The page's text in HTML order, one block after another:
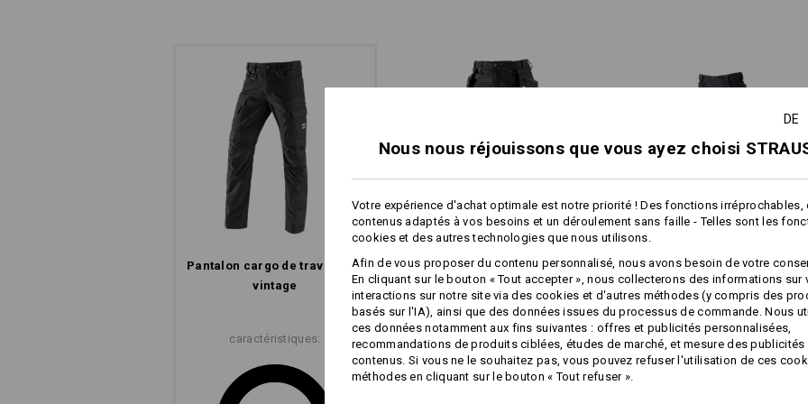
Oeillets pratiques pour
%
Séchage en machine - cycle
Nettoyage à sec au
Cliquez sur le bouton "Fiche
1 /
Pantalon cargo de travail e.s.​
vintage
caractéristiques:
Pantalon à taille élastique
holster e.s.​vintage
Pantalon à taille élastique
e.s.​e:pic ripstop
Caractéristiques identiques: Caractéristiques identiques:
DE
Nous nous réjouissons que vous ayez choisi
Votre expérience d'achat optimale est notre priorité ! Des fonctions irréprochables,
contenus adaptés à vos besoins et un déroulement sans faille - Telles sont les
cookies et des autres technologies que nous utilisons.
Afin de vous proposer du contenu personnalisé, nous avons besoin de votre
En cliquant sur le bouton « Tout accepter », nous collecterons des informations sur
interactions sur notre site via des cookies et d'autres méthodes (y compris des
basés sur l'IA), ainsi que des données issues du processus de commande. Nous
ces données notamment aux fins suivantes : offres et publicités personnalisées,
recommandations de produits ciblées, études de marché, et mesure des publicités
contenus. Si vous ne le souhaitez pas, vous pouvez refuser l'utilisation de ces
méthodes en cliquant sur le bouton « Tout refuser ».